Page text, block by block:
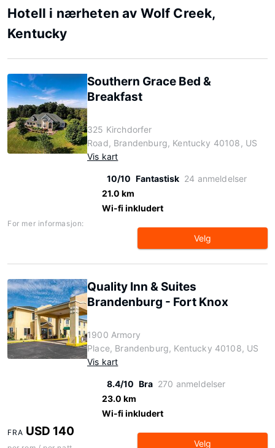
Hotell i nærheten av Wolf Creek,
Kentucky
Southern Grace Bed &
Breakfast
325 Kirchdorfer
Road, Brandenburg, Kentucky 40108, US
Vis kart
10/10 Fantastisk 24 anmeldelser
21.0 km
Wi-fi inkludert
For mer informasjon:
Velg
Quality Inn & Suites
Brandenburg - Fort Knox
1900 Armory
Place, Brandenburg, Kentucky 40108, US
Vis kart
8.4/10 Bra 270 anmeldelser
23.0 km
Wi-fi inkludert
FRA USD 140
Velg